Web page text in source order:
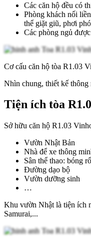
Các căn hộ đều có
Phòng khách nối
thể giặt giũ, phơi
Các phòng ngủ
Cơ cấu căn hộ tòa R1.03
Nhìn chung, thiết kế thông
Tiện ích tòa
Sở hữu căn hộ R1.03
Vườn Nhật Bản
Nhà để xe thông
Sân thể thao: bóng
Đường dạo bộ
Vườn dưỡng sinh
…
Khu vườn Nhật là tiện ích
Samurai,...